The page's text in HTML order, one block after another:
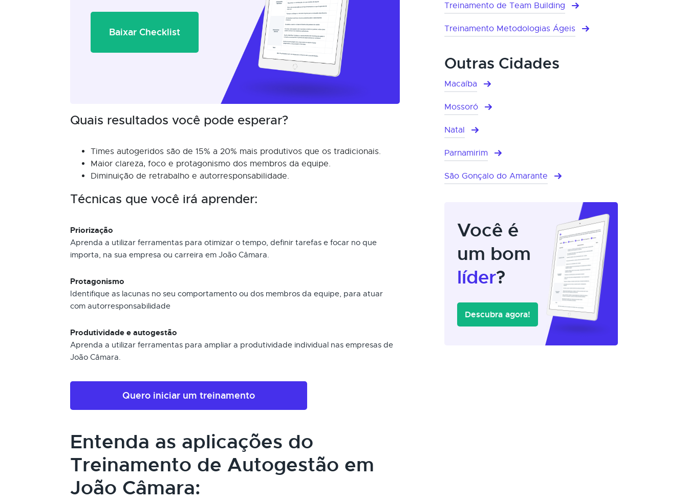
Baixar Checklist
Quais resultados você pode esperar?
Times autogeridos são de 15% a 20% mais produtivos que os tradicionais.
Maior clareza, foco e protagonismo dos membros da equipe.
Diminuição de retrabalho e autorresponsabilidade.
Técnicas que você irá aprender:
Priorização
Aprenda a utilizar ferramentas para otimizar o tempo, definir tarefas e focar no que
importa, na sua empresa ou carreira em João Câmara.
Protagonismo
Identifique as lacunas no seu comportamento ou dos membros da equipe, para atuar
com autorresponsabilidade
Produtividade e autogestão
Aprenda a utilizar ferramentas para ampliar a produtividade individual nas empresas de
João Câmara.
Quero iniciar um treinamento
Entenda as aplicações do
Treinamento de Autogestão em
João Câmara:
Treinamento de Team Building
Treinamento Metodologias Ágeis
Outras Cidades
Macaíba
Mossoró
Natal
Parnamirim
São Gonçalo do Amarante
Você é
um bom
líder?
Descubra agora!